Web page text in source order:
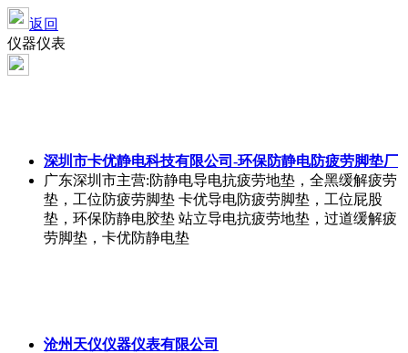
返回
仪器仪表
深圳市卡优静电科技有限公司-环保防静电防疲劳脚垫厂
广东深圳市主营:防静电导电抗疲劳地垫，全黑缓解疲劳
垫，工位防疲劳脚垫 卡优导电防疲劳脚垫，工位屁股
垫，环保防静电胶垫 站立导电抗疲劳地垫，过道缓解疲
劳脚垫，卡优防静电垫
沧州天仪仪器仪表有限公司